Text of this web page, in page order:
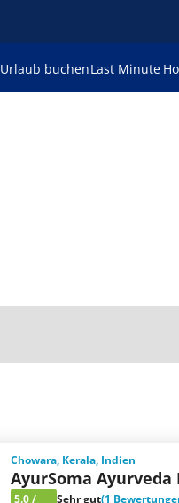
Urlaub buchenLast Minute
Chowara, Kerala, Indien
AyurSoma
5.0/
Sehr gut(1